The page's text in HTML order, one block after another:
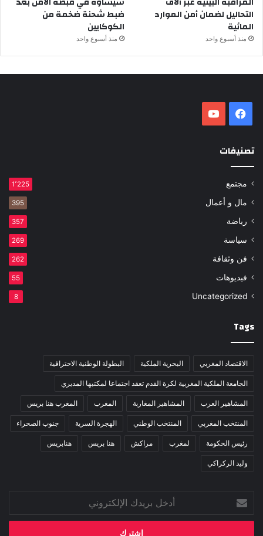
التحاليل لضمان أمن الموارد
المائية
منذ أسبوع واحد
ضبط شحنة ضخمة من
الكوكايين
منذ أسبوع واحد
فيسبوك
تصنيفات
مجتمع 1٬225
مال و أعمال 395
رياضة 357
سياسة 269
فن وثقافة 262
فيديوهات 55
Uncategorized
8
Tags
الاقتصاد المغربي البحرية الملكية البطولة الوطنية الاحترافية
الجامعة الملكية المغربية لكرة القدم تعقد اجتماعا لمكتبها المديري
المشاهير العرب المشاهير المغاربة المغرب المغرب هنا بريس
المنتخب المغربي المنتخب الوطني الهجرة السرية جنوب الصحراء
رئيس الحكومة لمغرب مراكش هنا بريس هنابريس
وليد الركراكي
أدخل
بريدك
الإلكتروني